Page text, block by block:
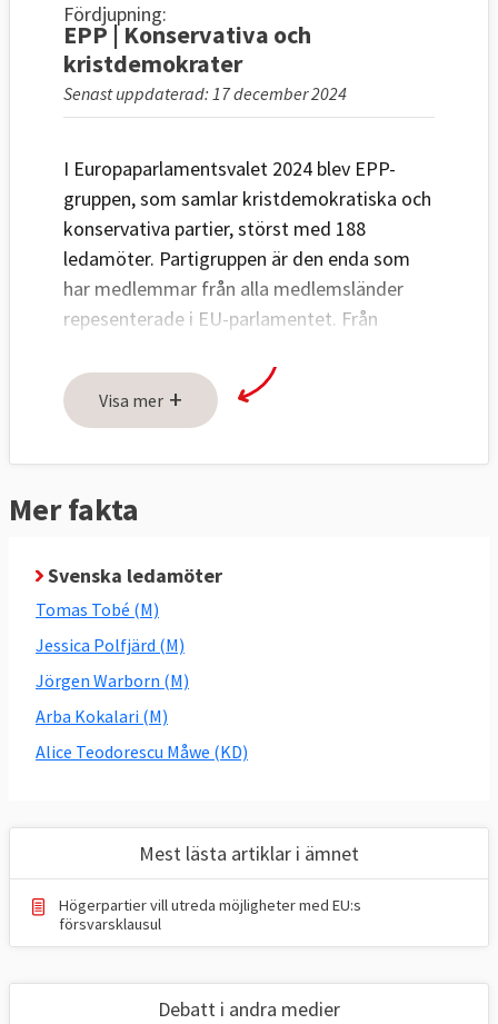
Fördjupning:
EPP | Konservativa och
kristdemokrater
Senast uppdaterad: 17 december 2024
I Europaparlamentsvalet 2024 blev EPP-
gruppen, som samlar kristdemokratiska och
konservativa partier, störst med 188
ledamöter. Partigruppen är den enda som
har medlemmar från alla medlemsländer
repesenterade i EU-parlamentet. Från
och Kristdemokraterna.
Ordförande för EPP-gruppen är
Visa mer +
Mer fakta
Svenska ledamöter
Tomas Tobé (M)
Jessica Polfjärd (M)
Jörgen Warborn (M)
Arba Kokalari (M)
Alice Teodorescu Måwe (KD)
Mest lästa artiklar i ämnet
Högerpartier vill utreda möjligheter med EU:s
försvarsklausul
Debatt i andra medier